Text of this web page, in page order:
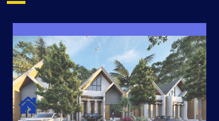
SURYA MADANI CLUSTER
Desain Modern Minimalis dengan Konsep Rumah Pintar
Sehingga Memudahkan Penghuni mengakses rumahnya
dengan Ponsel